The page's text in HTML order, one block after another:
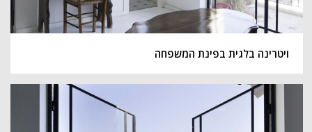
ויטרינה בלגית בפינת המשפחה